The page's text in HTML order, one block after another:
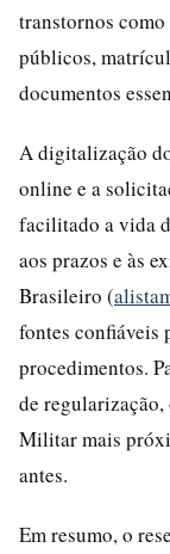
transtornos
públicos,
documentos
A digitalização
online e a
facilitado a vida
aos prazos e às
Brasileiro (
fontes confiáveis
procedimentos.
de
Militar mais
antes.
Em resumo, o